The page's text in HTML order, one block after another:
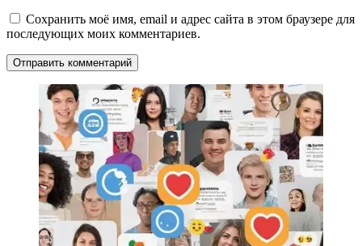
Сохранить моё имя, email и адрес сайта в этом браузере для
последующих моих комментариев.